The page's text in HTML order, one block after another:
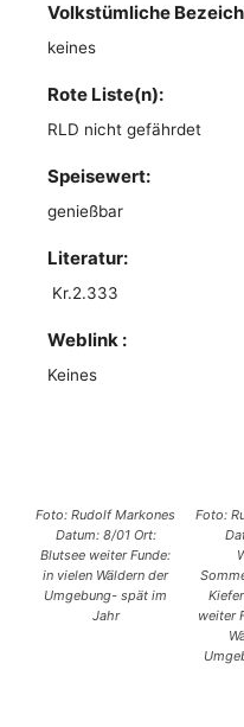
Volkstümliche
keines
Rote Liste(n):
RLD nicht gefährdet
Speisewert:
genießbar
Literatur:
Kr.2.333
Weblink :
Keines
Foto: Rudolf Markones
Datum: 8/01 Ort:
Blutsee weiter Funde:
in vielen Wäldern der
Umgebung- spät im
Jahr
Foto:
weiter